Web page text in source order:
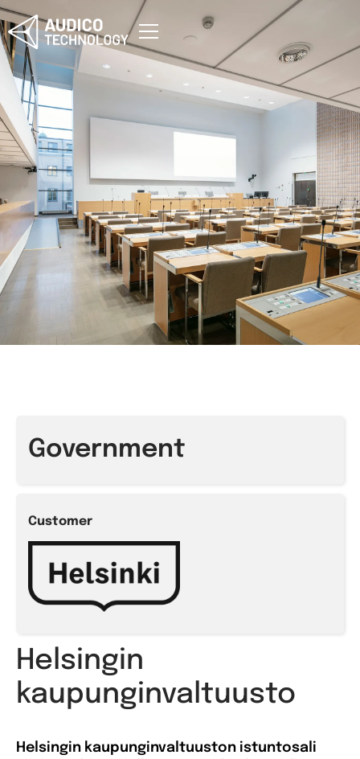
Helsingin
kaupunginvaltuusto
Helsingin kaupunginvaltuuston istuntosali
Government
Customer